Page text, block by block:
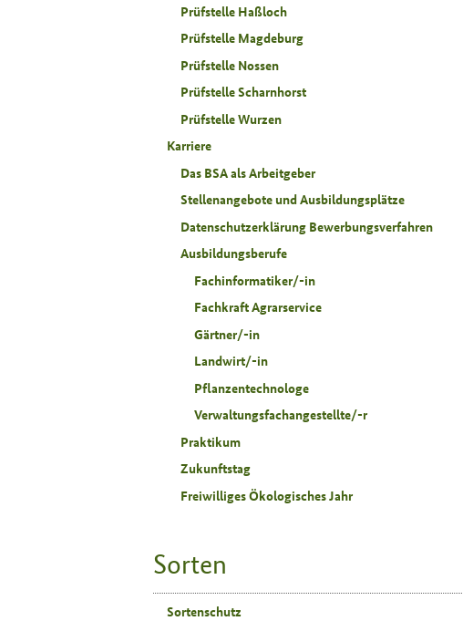
Prüfstelle Haßloch
Prüfstelle Magdeburg
Prüfstelle Nossen
Prüfstelle Scharnhorst
Prüfstelle Wurzen
Karriere
Das BSA als Arbeitgeber
Stellenangebote und Ausbildungsplätze
Datenschutzerklärung Bewerbungsverfahren
Ausbildungsberufe
Fachinformatiker/-in
Fachkraft Agrarservice
Gärtner/-in
Landwirt/-in
Pflanzentechnologe
Verwaltungsfachangestellte/-r
Praktikum
Zukunftstag
Freiwilliges Ökologisches Jahr
Sorten
Sortenschutz